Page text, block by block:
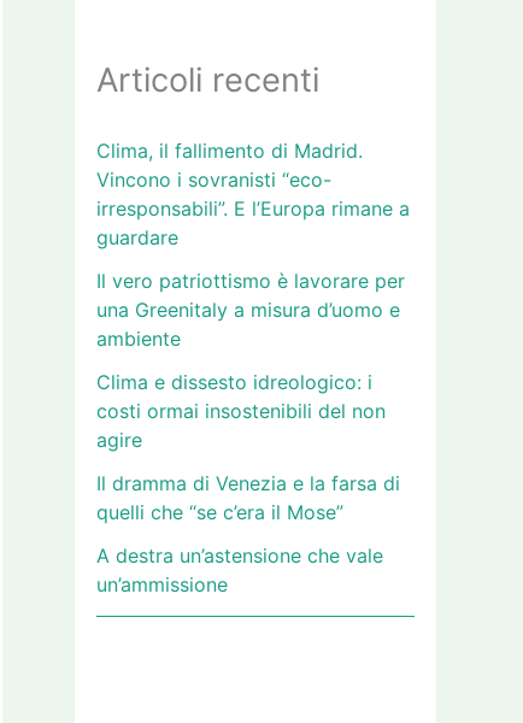
Articoli recenti
Clima, il fallimento di Madrid.
Vincono i sovranisti “eco-
irresponsabili”. E l’Europa rimane a
guardare
Il vero patriottismo è lavorare per
una Greenitaly a misura d’uomo e
ambiente
Clima e dissesto idreologico: i
costi ormai insostenibili del non
agire
Il dramma di Venezia e la farsa di
quelli che “se c’era il Mose”
A destra un’astensione che vale
un’ammissione